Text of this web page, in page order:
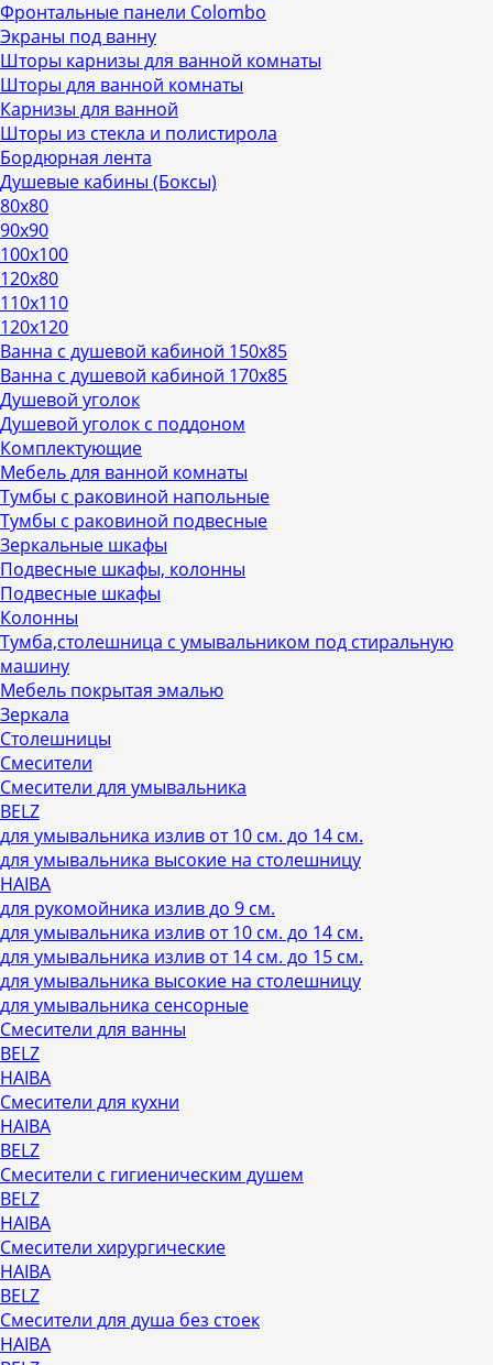
Фронтальные панели Colombo
Экраны под ванну
Шторы карнизы для ванной комнаты
Шторы для ванной комнаты
Карнизы для ванной
Шторы из стекла и полистирола
Бордюрная лента
Душевые кабины (Боксы)
80х80
90х90
100х100
120х80
110х110
120х120
Ванна с душевой кабиной 150х85
Ванна с душевой кабиной 170х85
Душевой уголок
Душевой уголок с поддоном
Комплектующие
Мебель для ванной комнаты
Тумбы с раковиной напольные
Тумбы с раковиной подвесные
Зеркальные шкафы
Подвесные шкафы, колонны
Подвесные шкафы
Колонны
Тумба,столешница с умывальником под стиральную
машину
Мебель покрытая эмалью
Зеркала
Столешницы
Смесители
Смесители для умывальника
BELZ
для умывальника излив от 10 см. до 14 см.
для умывальника высокие на столешницу
HAIBA
для рукомойника излив до 9 см.
для умывальника излив от 10 см. до 14 см.
для умывальника излив от 14 см. до 15 см.
для умывальника высокие на столешницу
для умывальника сенсорные
Смесители для ванны
BELZ
HAIBA
Смесители для кухни
HAIBA
BELZ
Смесители с гигиеническим душем
BELZ
HAIBA
Смесители хирургические
HAIBA
BELZ
Смесители для душа без стоек
HAIBA